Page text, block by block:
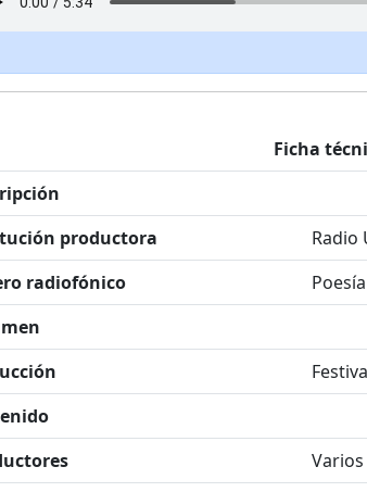
Ficha
productora
Radio
radiofónico
Poesía
Varios